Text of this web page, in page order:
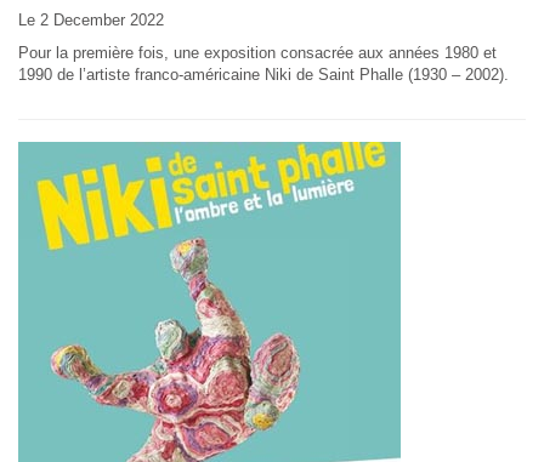
Le 2 December 2022
Pour la première fois, une exposition consacrée aux années 1980 et
1990 de l’artiste franco-américaine Niki de Saint Phalle (1930 – 2002).